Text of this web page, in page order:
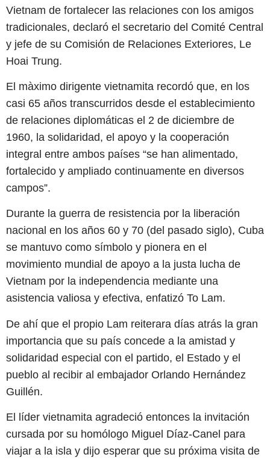
Vietnam de fortalecer las relaciones con los amigos
tradicionales, declaró el secretario del Comité Central
y jefe de su Comisión de Relaciones Exteriores, Le
Hoai Trung.
El màximo dirigente vietnamita recordó que, en los
casi 65 años transcurridos desde el establecimiento
de relaciones diplomáticas el 2 de diciembre de
1960, la solidaridad, el apoyo y la cooperación
integral entre ambos países “se han alimentado,
fortalecido y ampliado continuamente en diversos
campos”.
Durante la guerra de resistencia por la liberación
nacional en los años 60 y 70 (del pasado siglo), Cuba
se mantuvo como símbolo y pionera en el
movimiento mundial de apoyo a la justa lucha de
Vietnam por la independencia mediante una
asistencia valiosa y efectiva, enfatizó To Lam.
De ahí que el propio Lam reiterara días atrás la gran
importancia que su país concede a la amistad y
solidaridad especial con el partido, el Estado y el
pueblo al recibir al embajador Orlando Hernández
Guillén.
El líder vietnamita agradeció entonces la invitación
cursada por su homólogo Miguel Díaz-Canel para
viajar a la isla y dijo esperar que su próxima visita de